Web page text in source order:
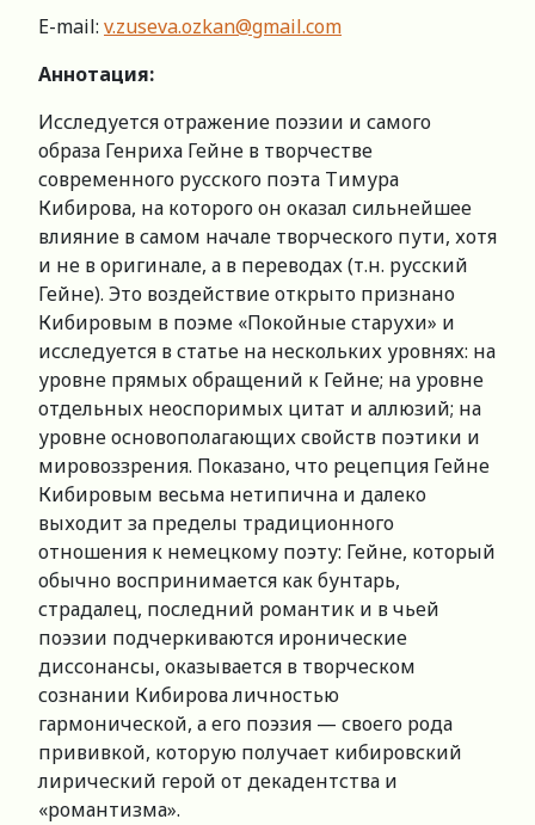
E-mail: v.zuseva.ozkan@gmail.com
Аннотация:
Исследуется отражение поэзии и самого
образа Генриха Гейне в творчестве
современного русского поэта Тимура
Кибирова, на которого он оказал сильнейшее
влияние в самом начале творческого пути, хотя
и не в оригинале, а в переводах (т.н. русский
Гейне). Это воздействие открыто признано
Кибировым в поэме «Покойные старухи» и
исследуется в статье на нескольких уровнях: на
уровне прямых обращений к Гейне; на уровне
отдельных неоспоримых цитат и аллюзий; на
уровне основополагающих свойств поэтики и
мировоззрения. Показано, что рецепция Гейне
Кибировым весьма нетипична и далеко
выходит за пределы традиционного
отношения к немецкому поэту: Гейне, который
обычно воспринимается как бунтарь,
страдалец, последний романтик и в чьей
поэзии подчеркиваются иронические
диссонансы, оказывается в творческом
сознании Кибирова личностью
гармонической, а его поэзия — своего рода
прививкой, которую получает кибировский
лирический герой от декадентства и
«романтизма».